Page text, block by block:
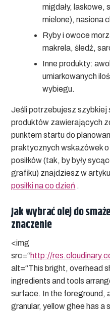
migdały, laskowe,
mielone), nasiona
Ryby i owoce
makrela, śledź,
Inne produkty:
umiarkowanych
wybiegu.
Jeśli potrzebujesz szybkiej
produktów zawierających
punktem startu do
praktycznych wskazówek
posiłków (tak, by były
grafiku) znajdziesz w
posiłki na co dzień .
Jak wybrać olej do
znaczenie
<img
src=“http://
alt=“This bright, overhead
ingredients and tools
surface. In the foreground,
granular, yellow ghee has a